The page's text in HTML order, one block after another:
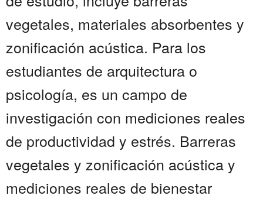
vegetales, materiales absorbentes y
zonificación acústica. Para los
estudiantes de arquitectura o
psicología, es un campo de
investigación con mediciones reales
de productividad y estrés. Barreras
vegetales y zonificación acústica y
mediciones reales de bienestar